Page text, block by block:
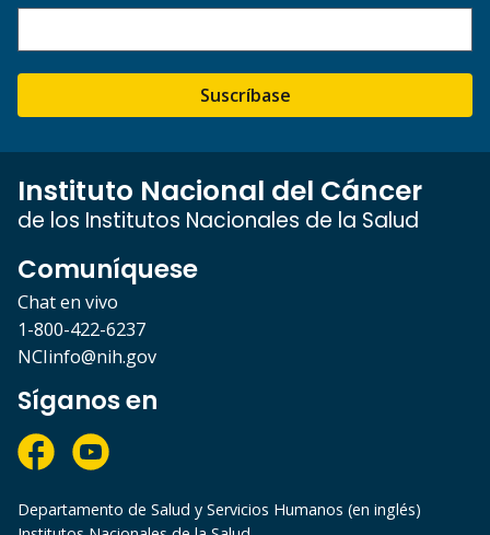
Suscríbase
Instituto Nacional del Cáncer
de los Institutos Nacionales de la Salud
Comuníquese
Chat en vivo
1-800-422-6237
NCIinfo@nih.gov
Síganos en
Departamento de Salud y Servicios Humanos (en inglés)